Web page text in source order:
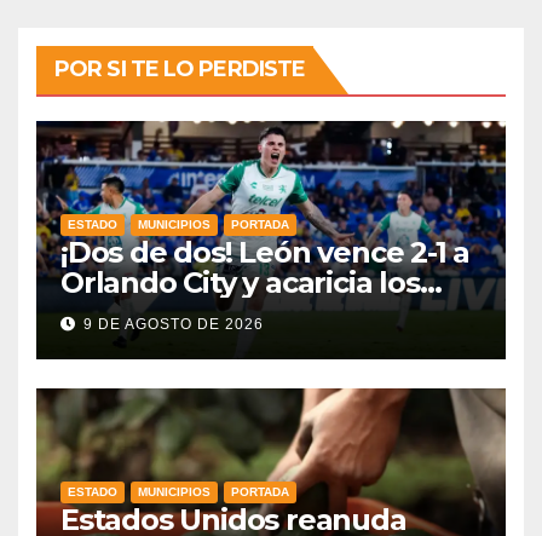
POR SI TE LO PERDISTE
ESTADO MUNICIPIOS PORTADA
¡Dos de dos! León vence 2-1 a
Orlando City y acaricia los
cuartos de final
9 DE AGOSTO DE 2026
ESTADO MUNICIPIOS PORTADA
Estados Unidos reanuda